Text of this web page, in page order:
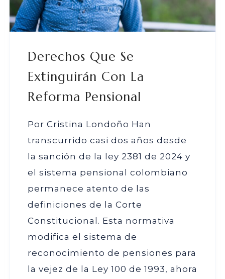
Derechos Que Se
Extinguirán Con La
Reforma Pensional
Por Cristina Londoño Han
transcurrido casi dos años desde
la sanción de la ley 2381 de 2024 y
el sistema pensional colombiano
permanece atento de las
definiciones de la Corte
Constitucional. Esta normativa
modifica el sistema de
reconocimiento de pensiones para
la vejez de la Ley 100 de 1993, ahora